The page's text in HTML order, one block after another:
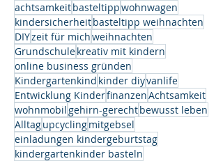
achtsamkeitbasteltippwohnwagen
kindersicherheitbasteltipp weihnachten
DIYzeit für michweihnachten
Grundschulekreativ mit kindern
online business gründen
Kindergartenkind kinder diyvanlife
Entwicklung KinderfinanzenAchtsamkeit
wohnmobilgehirn-gerechtbewusst leben
Alltagupcyclingmitgebsel
einladungen kindergeburtstag
kindergartenkinder basteln